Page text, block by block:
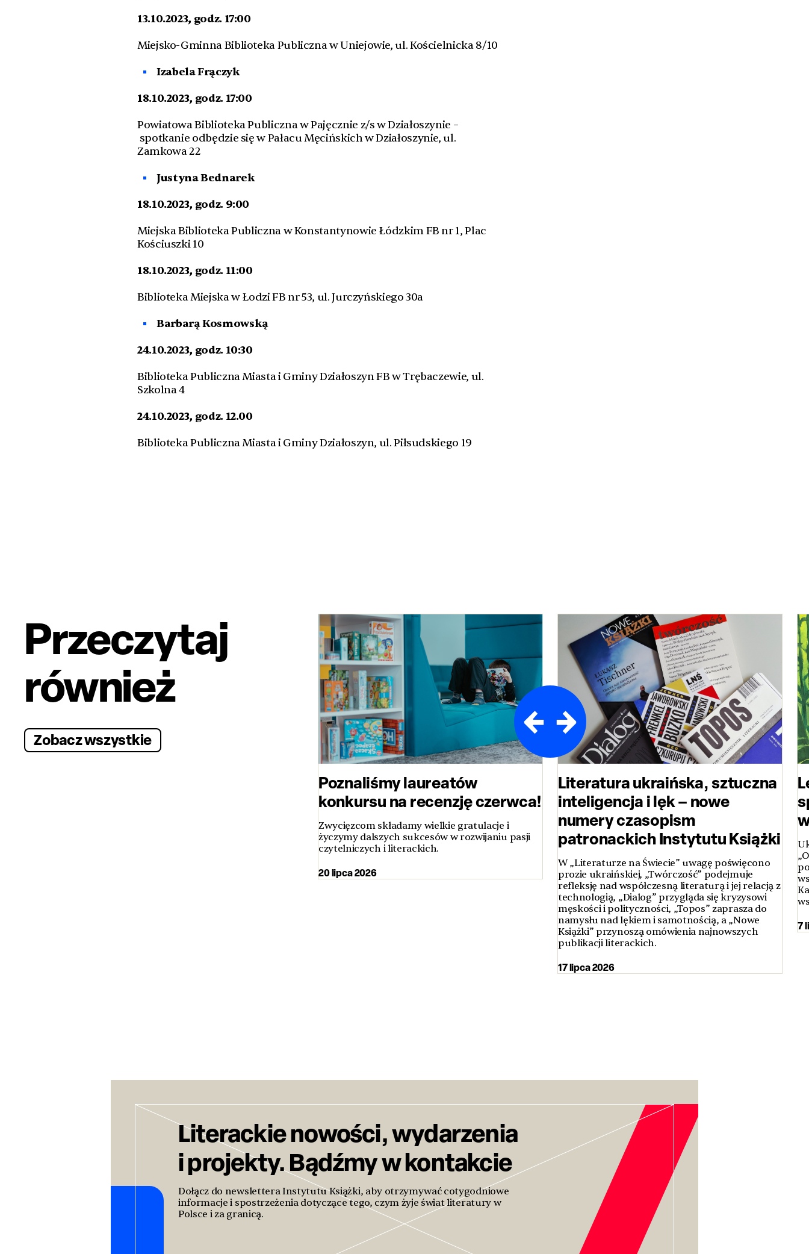
13.10.2023, godz. 17:00
Miejsko-Gminna Biblioteka Publiczna w Uniejowie, ul. Kościelnicka 8/10
Izabela Frączyk
18.10.2023, godz. 17:00
Powiatowa Biblioteka Publiczna w Pajęcznie z/s w Działoszynie –
spotkanie odbędzie się w Pałacu Męcińskich w Działoszynie, ul.
Zamkowa 22
Justyna Bednarek
18.10.2023, godz. 9:00
Miejska Biblioteka Publiczna w Konstantynowie Łódzkim FB nr 1, Plac
Kościuszki 10
18.10.2023, godz. 11:00
Biblioteka Miejska w Łodzi FB nr 53, ul. Jurczyńskiego 30a
Barbarą Kosmowską
24.10.2023, godz. 10:30
Biblioteka Publiczna Miasta i Gminy Działoszyn FB w Trębaczewie, ul.
Szkolna 4
24.10.2023, godz. 12.00
Biblioteka Publiczna Miasta i Gminy Działoszyn, ul. Piłsudskiego 19
Przeczytaj
również
Zobacz wszystkie
Poznaliśmy laureatów
konkursu na recenzję czerwca!
Zwycięzcom składamy wielkie gratulacje i
życzymy dalszych sukcesów w rozwijaniu pasji
czytelniczych i literackich.
20 lipca 2026
Literatura ukraińska, sztuczna
inteligencja i lęk – nowe
numery czasopism
patronackich Instytutu Książki
W „Literaturze na Świecie” uwagę poświęcono
prozie ukraińskiej, „Twórczość” podejmuje
refleksję nad współczesną literaturą i jej relacją z
technologią, „Dialog” przygląda się kryzysowi
męskości i polityczności, „Topos” zaprasza do
namysłu nad lękiem i samotnością, a „Nowe
Książki” przynoszą omówienia najnowszych
publikacji literackich.
17 lipca 2026
7
Literackie nowości, wydarzenia
i projekty. Bądźmy w kontakcie
Dołącz do newslettera Instytutu Książki, aby otrzymywać cotygodniowe
informacje i spostrzeżenia dotyczące tego, czym żyje świat literatury w
Polsce i za granicą.